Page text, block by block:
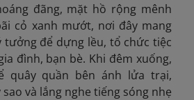
đãng, mặt hồ rộng mênh
cỏ xanh mướt, nơi đây mang
tưởng để dựng lều, tổ chức tiệc
đình, bạn bè. Khi đêm xuống,
quây quần bên ánh lửa trại,
và lắng nghe tiếng sóng nhẹ